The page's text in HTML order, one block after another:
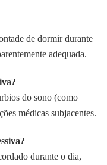
de dormir durante
adequada.
do sono (como
médicas subjacentes.
durante o dia,